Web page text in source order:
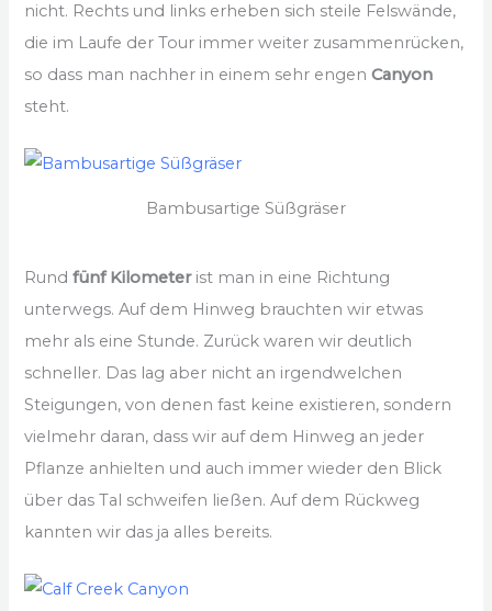
nicht. Rechts und links erheben sich steile Felswände,
die im Laufe der Tour immer weiter zusammenrücken,
so dass man nachher in einem sehr engenCanyon
steht.
Bambusartige Süßgräser
Rundfünf Kilometerist man in eine Richtung
unterwegs. Auf dem Hinweg brauchten wir etwas
mehr als eine Stunde. Zurück waren wir deutlich
schneller. Das lag aber nicht an irgendwelchen
Steigungen, von denen fast keine existieren, sondern
vielmehr daran, dass wir auf dem Hinweg an jeder
Pflanze anhielten und auch immer wieder den Blick
über das Tal schweifen ließen. Auf dem Rückweg
kannten wir das ja alles bereits.